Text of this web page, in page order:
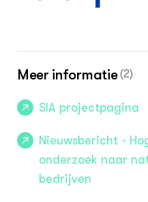
Meer informatie (2)
SIA projectpagina
Nieuwsbericht -
onderzoek naar
bedrijven